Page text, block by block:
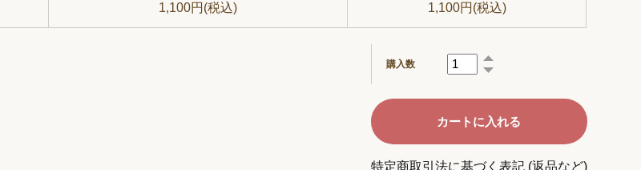
1,100円(税込) 1,100円(税込)
購入数
特定商取引法に基づく表記 (返品など)